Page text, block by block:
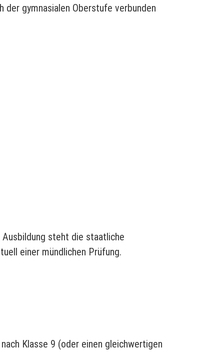
gymnasialen Oberstufe verbunden
steht die staatliche
einer mündlichen Prüfung.
Klasse 9 (oder einen gleichwertigen